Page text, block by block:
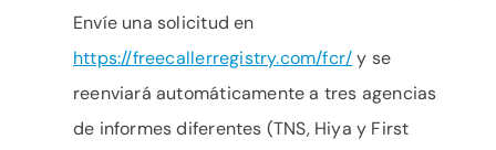
Envíe una solicitud en
https://freecallerregistry.com/fcr/y se
reenviará automáticamente a tres agencias
de informes diferentes (TNS, Hiya y First